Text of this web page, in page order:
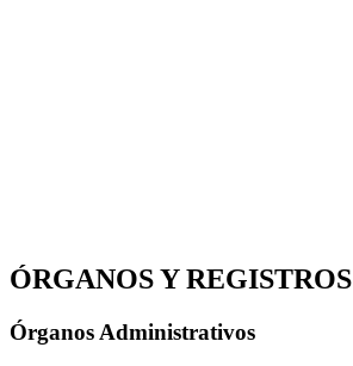
ÓRGANOS Y REGISTROS
Órganos Administrativos